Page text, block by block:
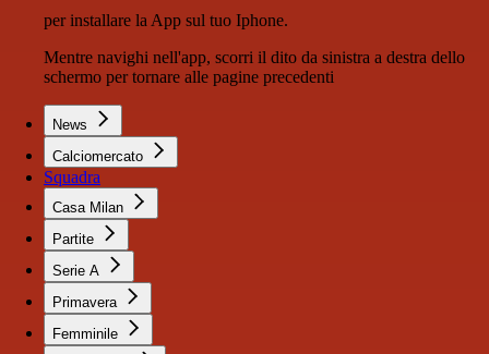
per installare la App sul tuo Iphone.
Mentre navighi nell'app, scorri il dito da sinistra a destra dello
schermo per tornare alle pagine precedenti
News
Calciomercato
Squadra
Casa Milan
Partite
Serie A
Primavera
Femminile